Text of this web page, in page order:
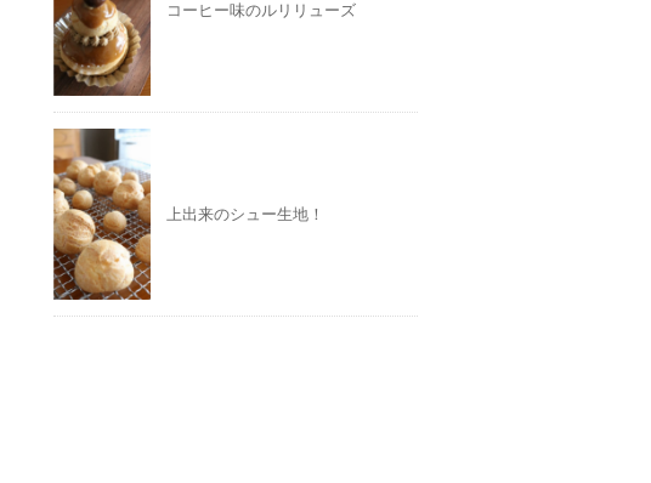
コーヒー味のルリリューズ
上出来のシュー生地！